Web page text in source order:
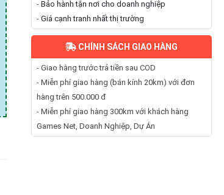
- Bảo hành tận nơi cho doanh nghiệp
- Giá cạnh tranh nhất thị trường
CHÍNH SÁCH GIAO HÀNG
- Giao hàng trước trả tiền sau COD
- Miễn phí giao hàng (bán kính 20km) với đơn
hàng trên 500.000 đ
- Miễn phí giao hàng 300km với khách hàng
Games Net, Doanh Nghiệp, Dự Án